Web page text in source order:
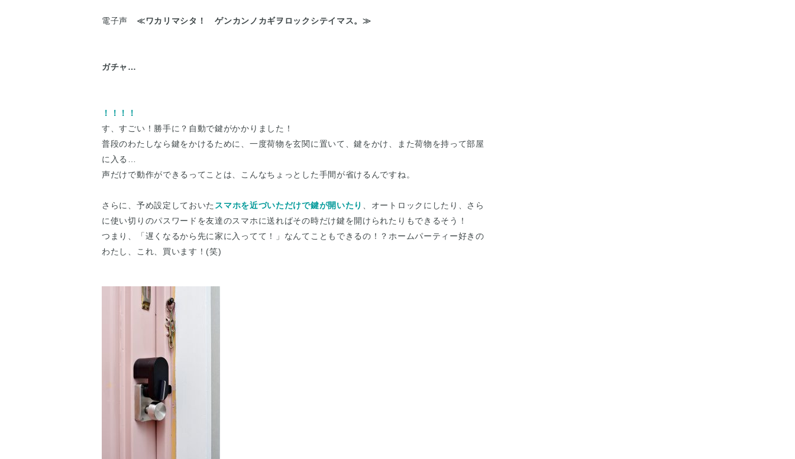
電子声 ≪ワカリマシタ！ ゲンカンノカギヲロックシテイマス。≫
ガチャ…
！！！！
す、すごい！勝手に？自動で鍵がかかりました！
普段のわたしなら鍵をかけるために、一度荷物を玄関に置いて、鍵をかけ、また荷物を持って部屋
に入る…
声だけで動作ができるってことは、こんなちょっとした手間が省けるんですね。
さらに、予め設定しておいた スマホを近づいただけで鍵が開いたり
、オートロックにしたり、さら
に使い切りのパスワードを友達のスマホに送ればその時だけ鍵を開けられたりもできるそう！
つまり、「遅くなるから先に家に入ってて！」なんてこともできるの！？ホームパーティー好きの
わたし、これ、買います！(笑)